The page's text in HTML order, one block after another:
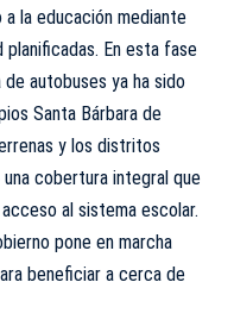
la educación mediante
En esta fase
autobuses ya ha sido
Santa Bárbara de
y los distritos
una cobertura integral que
al sistema escolar.
pone en marcha
beneficiar a cerca de